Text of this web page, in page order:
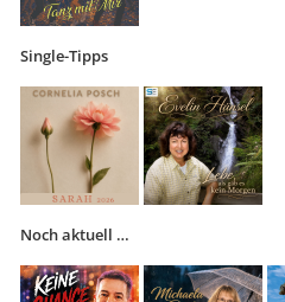
Single-Tipps
Noch aktuell …